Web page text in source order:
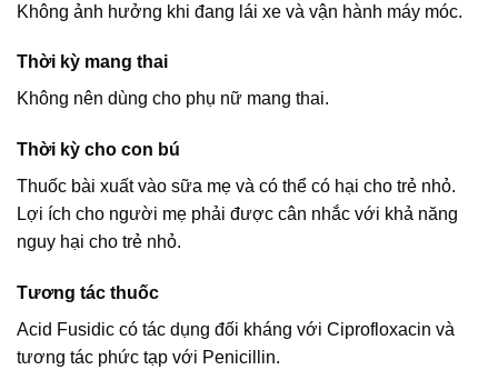
Không ảnh hưởng khi đang lái xe và vận hành máy móc.
Thời kỳ mang thai
Không nên dùng cho phụ nữ mang thai.
Thời kỳ cho con bú
Thuốc bài xuất vào sữa mẹ và có thể có hại cho trẻ nhỏ.
Lợi ích cho người mẹ phải được cân nhắc với khả năng
nguy hại cho trẻ nhỏ.
Tương tác thuốc
Acid Fusidic có tác dụng đối kháng với Ciprofloxacin và
tương tác phức tạp với Penicillin.